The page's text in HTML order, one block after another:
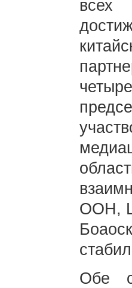
всех
ООН,
Обе